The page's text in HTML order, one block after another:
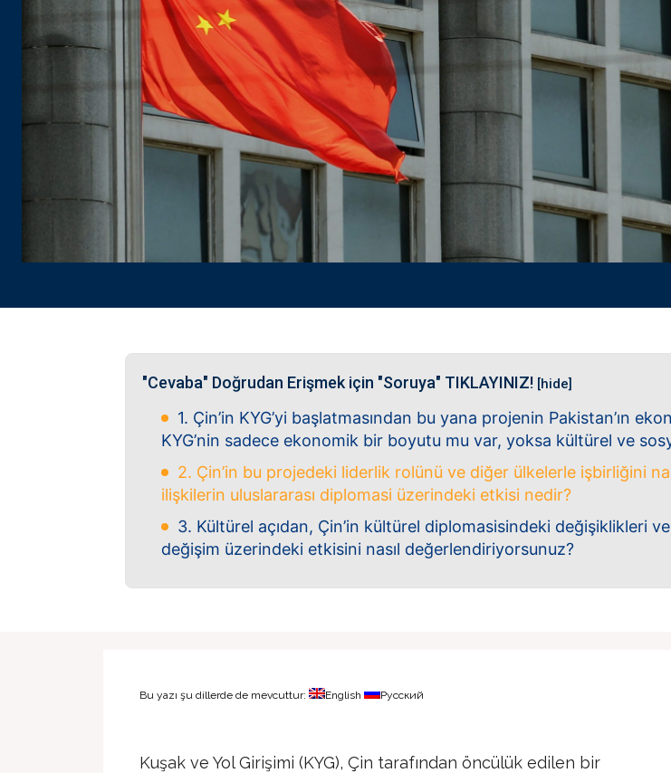
"Cevaba" Doğrudan Erişmek için "Soruya" TIKLAYINIZ! [hide]
1. Çin’in KYG’yi başlatmasından bu yana projenin Pakistan’ın
KYG’nin sadece ekonomik bir boyutu mu var, yoksa kültürel ve
2. Çin’in bu projedeki liderlik rolünü ve diğer ülkelerle işbirliğini
ilişkilerin uluslararası diplomasi üzerindeki etkisi nedir?
3. Kültürel açıdan, Çin’in kültürel diplomasisindeki değişiklikleri
değişim üzerindeki etkisini nasıl değerlendiriyorsunuz?
Bu yazı şu dillerde de mevcuttur: English Русский
Kuşak ve Yol Girişimi (KYG), Çin tarafından öncülük edilen bir